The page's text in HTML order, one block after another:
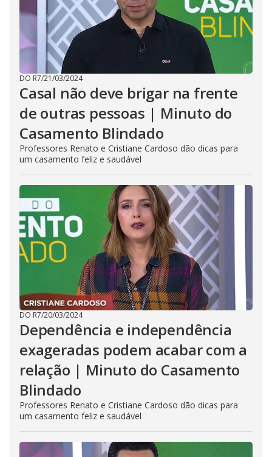
DO R7/21/03/2024
Casal não deve brigar na frente
de outras pessoas | Minuto do
Casamento Blindado
Professores Renato e Cristiane Cardoso dão dicas para
um casamento feliz e saudável
DO R7/20/03/2024
Dependência e independência
exageradas podem acabar com a
relação | Minuto do Casamento
Blindado
Professores Renato e Cristiane Cardoso dão dicas para
um casamento feliz e saudável